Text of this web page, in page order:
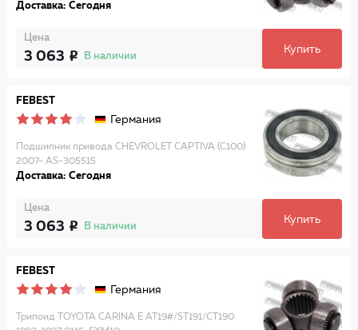
Доставка: Сегодня
Цена
3 063 В наличии
Купить
FEBEST
Германия
Подшипник привода CHEVROLET CAPTIVA (C100)
2007- AS-305515
Доставка: Сегодня
Цена
3 063 В наличии
Купить
FEBEST
Германия
Трипоид TOYOTA CARINA E AT19#/ST191/CT190